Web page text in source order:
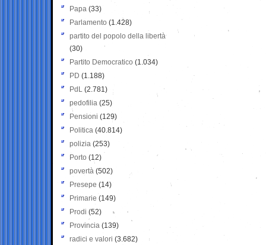
Papa (33)
Parlamento (1.428)
partito del popolo della libertà
(30)
Partito Democratico (1.034)
PD (1.188)
PdL (2.781)
pedofilia (25)
Pensioni (129)
Politica (40.814)
polizia (253)
Porto (12)
povertà (502)
Presepe (14)
Primarie (149)
Prodi (52)
Provincia (139)
radici e valori (3.682)